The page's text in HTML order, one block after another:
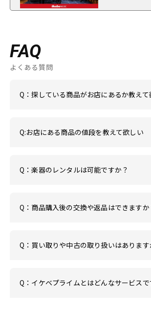
FAQ
よくある質問
Q：探している商品がお店にあるか教えて
Q:お店にある商品の値段を教えて欲しい
Q：楽器のレンタルは可能ですか？
Q：商品購入後の交換や返品はできますか
Q：買い取りや中古の取り扱いはあります
Q：イケベプライムとはどんなサービスで